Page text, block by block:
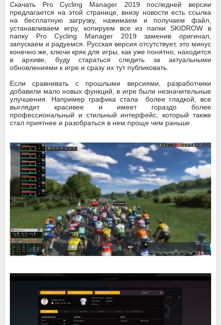
Скачать Pro Cycling Manager 2019 последней версии
предлагается на этой странице, внизу новости есть ссылка
на бесплатную загрузку, нажимаем и получаем файл,
устанавливаем игру, копируем все из папки SKIDROW в
папку Pro Cycling Manager 2019 заменив оригинал,
запускаем и радуемся. Русская версия отсутствует, это минус
конечно же, ключи кряк для игры, как уже понятно, находится
в архиве, буду стараться следить за актуальными
обновлениями к игре и сразу их тут публиковать.
Если сравнивать с прошлыми версиями, разработчики
добавили мало новых функций, в игре были незначительные
улучшения. Например графика стала более гладкой, все
выглядит красивее и имеет гораздо более
профессиональный и стильный интерфейс, который также
стал приятнее и разобраться в нем проще чем раньше.